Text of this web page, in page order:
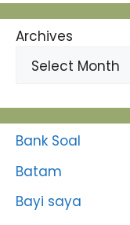
Archives
Bank Soal
Batam
Bayi saya